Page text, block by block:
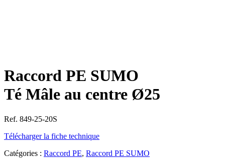
Raccord PE SUMO
Té Mâle au centre Ø25
Ref. 849-25-20S
Télécharger la fiche technique
Catégories : Raccord PE, Raccord PE SUMO